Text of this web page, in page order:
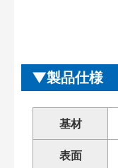
製品仕様
基材
表面